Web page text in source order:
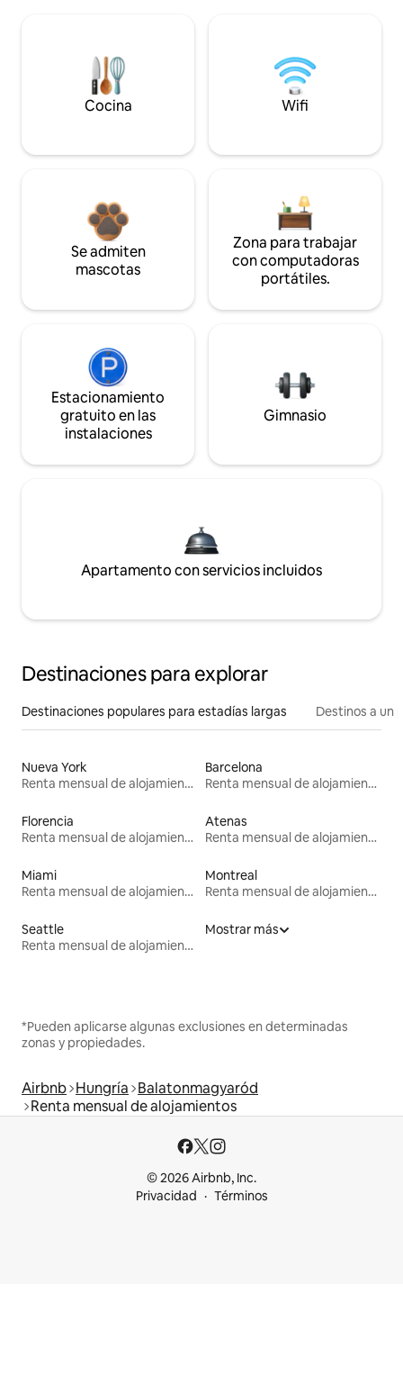
Cocina Wifi
Se admiten
mascotas
Zona para trabajar
con computadoras
portátiles.
Estacionamiento
gratuito en las
instalaciones
Gimnasio
Apartamento con servicios incluidos
Destinaciones para explorar
Destinaciones populares para estadías largas Destinos a un
Nueva York
Renta mensual de alojamientos
Barcelona
Renta mensual de alojamientos
Florencia
Renta mensual de alojamientos
Atenas
Renta mensual de alojamientos
Miami
Renta mensual de alojamientos
Montreal
Renta mensual de alojamientos
Seattle
Renta mensual de alojamientos
Mostrar más
*Pueden aplicarse algunas exclusiones en determinadas
zonas y propiedades.
Airbnb Hungría Balatonmagyaród
Renta mensual de alojamientos
© 2026 Airbnb, Inc.
Privacidad
Términos